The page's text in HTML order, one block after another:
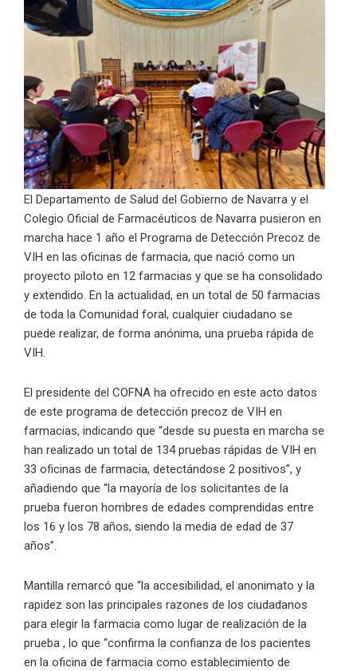
El Departamento de Salud del Gobierno de Navarra y el
Colegio Oficial de Farmacéuticos de Navarra pusieron en
marcha hace 1 año el Programa de Detección Precoz de
VIH en las oficinas de farmacia, que nació como un
proyecto piloto en 12 farmacias y que se ha consolidado
y extendido. En la actualidad, en un total de 50 farmacias
de toda la Comunidad foral, cualquier ciudadano se
puede realizar, de forma anónima, una prueba rápida de
VIH.
El presidente del COFNA ha ofrecido en este acto datos
de este programa de detección precoz de VIH en
farmacias, indicando que “desde su puesta en marcha se
han realizado un total de 134 pruebas rápidas de VIH en
33 oficinas de farmacia, detectándose 2 positivos”, y
añadiendo que “la mayoría de los solicitantes de la
prueba fueron hombres de edades comprendidas entre
los 16 y los 78 años, siendo la media de edad de 37
años”.
Mantilla remarcó que “la accesibilidad, el anonimato y la
rapidez son las principales razones de los ciudadanos
para elegir la farmacia como lugar de realización de la
prueba , lo que “confirma la confianza de los pacientes
en la oficina de farmacia como establecimiento de